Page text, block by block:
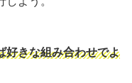
好きな組み合わせでよ